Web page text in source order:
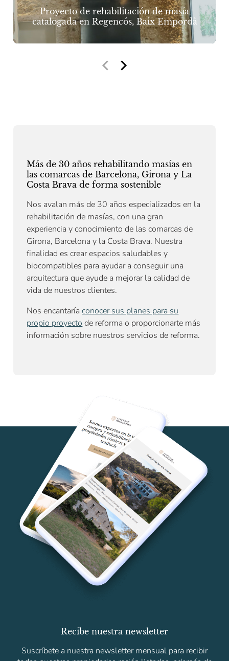
Proyecto de rehabilitación de masía
catalogada en Regencós, Baix Empordà
Más de 30 años rehabilitando masías en
las comarcas de Barcelona, Girona y La
Costa Brava de forma sostenible
Nos avalan más de 30 años especializados en la
rehabilitación de masías, con una gran
experiencia y conocimiento de las comarcas de
Girona, Barcelona y la Costa Brava. Nuestra
finalidad es crear espacios saludables y
biocompatibles para ayudar a conseguir una
arquitectura que ayude a mejorar la calidad de
vida de nuestros clientes.
Nos encantaríaconocer sus planes para su
propio proyecto de reforma o proporcionarte más
información sobre nuestros servicios de reforma.
Recibe nuestra newsletter
Suscríbete a nuestra newsletter mensual para recibir